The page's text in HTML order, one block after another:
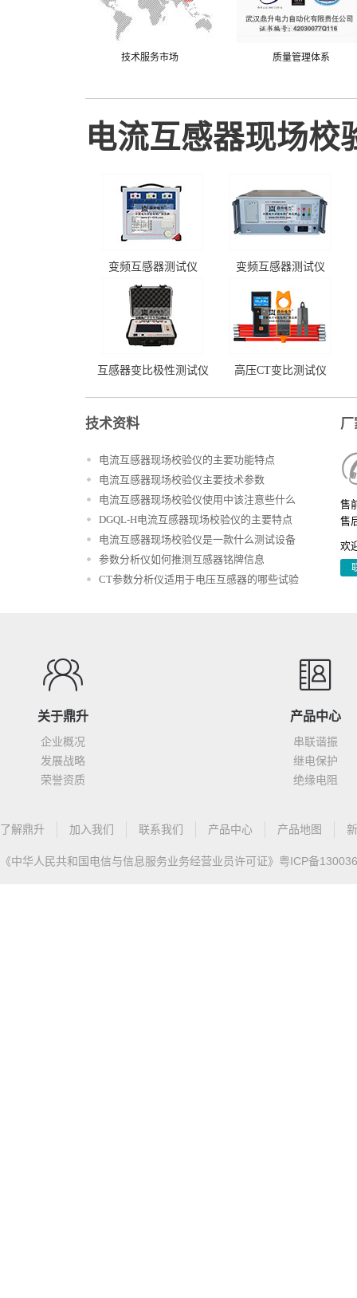
技术服务市场 质量管理体系
电流互感器现场校
变频互感器测试仪 变频互感器测试仪
互感器变比极性测试仪 高压CT变比测试仪
技术资料
电流互感器现场校验仪的主要功能特点
电流互感器现场校验仪主要技术参数
电流互感器现场校验仪使用中该注意些什么
DGQL-H电流互感器现场校验仪的主要特点
电流互感器现场校验仪是一款什么测试设备
参数分析仪如何推测互感器铭牌信息
CT参数分析仪适用于电压互感器的哪些试验
厂
售
售
欢
关于鼎升
企业概况
发展战略
荣誉资质
产品中心
串联谐振
继电保护
绝缘电阻
了解鼎升 加入我们 联系我们 产品中心 产品地图
《中华人民共和国电信与信息服务业务经营业员许可证》 粤ICP备